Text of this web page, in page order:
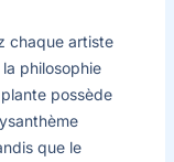
chaque artiste
philosophie
possède
que le